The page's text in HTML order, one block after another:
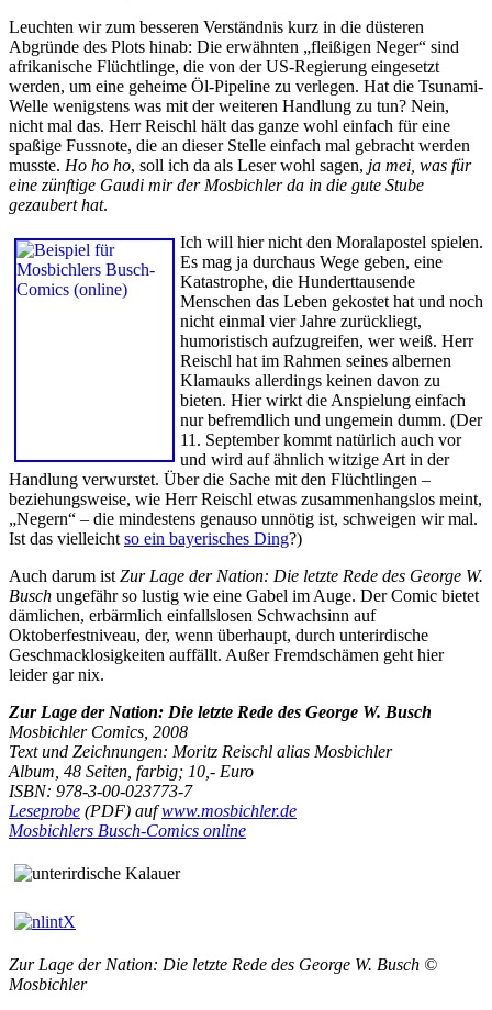
Leuchten wir zum besseren Verständnis kurz in die düsteren
Abgründe des Plots hinab: Die erwähnten „fleißigen Neger“ sind
afrikanische Flüchtlinge, die von der US-Regierung eingesetzt
werden, um eine geheime Öl-Pipeline zu verlegen. Hat die Tsunami-
Welle wenigstens was mit der weiteren Handlung zu tun? Nein,
nicht mal das. Herr Reischl hält das ganze wohl einfach für eine
spaßige Fussnote, die an dieser Stelle einfach mal gebracht werden
musste. Ho ho ho, soll ich da als Leser wohl sagen, ja mei, was für
eine zünftige Gaudi mir der Mosbichler da in die gute Stube
gezaubert hat.
Ich will hier nicht den Moralapostel spielen.
Es mag ja durchaus Wege geben, eine
Katastrophe, die Hunderttausende
Menschen das Leben gekostet hat und noch
nicht einmal vier Jahre zurückliegt,
humoristisch aufzugreifen, wer weiß. Herr
Reischl hat im Rahmen seines albernen
Klamauks allerdings keinen davon zu
bieten. Hier wirkt die Anspielung einfach
nur befremdlich und ungemein dumm. (Der
11. September kommt natürlich auch vor
und wird auf ähnlich witzige Art in der
Handlung verwurstet. Über die Sache mit den Flüchtlingen –
beziehungsweise, wie Herr Reischl etwas zusammenhangslos meint,
„Negern“ – die mindestens genauso unnötig ist, schweigen wir mal.
Ist das vielleicht so ein bayerisches Ding?)
Auch darum ist Zur Lage der Nation: Die letzte Rede des George W.
Busch ungefähr so lustig wie eine Gabel im Auge. Der Comic bietet
dämlichen, erbärmlich einfallslosen Schwachsinn auf
Oktoberfestniveau, der, wenn überhaupt, durch unterirdische
Geschmacklosigkeiten auffällt. Außer Fremdschämen geht hier
leider gar nix.
Zur Lage der Nation: Die letzte Rede des George W. Busch
Mosbichler Comics, 2008
Text und Zeichnungen: Moritz Reischl alias Mosbichler
Album, 48 Seiten, farbig; 10,- Euro
ISBN: 978-3-00-023773-7
Leseprobe (PDF) aufwww.mosbichler.de
Mosbichlers Busch-Comics online
Zur Lage der Nation: Die letzte Rede des George W. Busch ©
Mosbichler